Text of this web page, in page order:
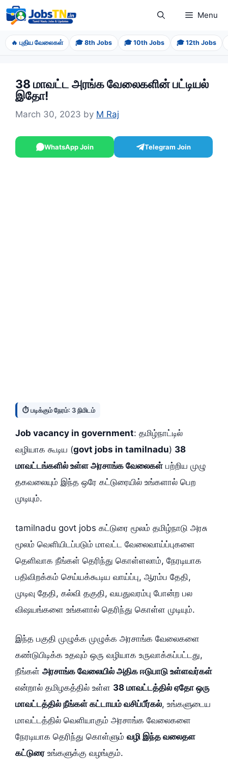
Skip
to
content
Menu
🔥 புதிய வேலைகள் 🎓 8th Jobs 🎓 10th Jobs 🎓 12th Jobs
38 மாவட்ட அரங்க வேலைகளின் பட்டியல்
இதோ!
March 30, 2023 by M Raj
WhatsApp Join Telegram Join
⏱️ படிக்கும் நேரம்: 3 நிமிடம்
Job vacancy in government: தமிழ்நாட்டில்
வழியாக கூடிய (govt jobs in tamilnadu) 38
மாவட்டங்களில் உள்ள அரசாங்க வேலைகள் பற்றிய முழு
தகவலையும் இந்த ஒரே கட்டுரையில் உங்களால் பெற
முடியும்.
tamilnadu govt jobs கட்டுரை மூலம் தமிழ்நாடு அரசு
மூலம் வெளியிடப்படும் மாவட்ட வேலைவாய்ப்புகளை
தெளிவாக நீங்கள் தெரிந்து கொள்ளலாம், நேரடியாக
பதிவிறக்கம் செய்யக்கூடிய வாய்ப்பு, ஆரம்ப தேதி,
முடிவு தேதி, கல்வி தகுதி, வயதுவரம்பு போன்ற பல
விஷயங்களை உங்களால் தெரிந்து கொள்ள முடியும்.
இந்த பகுதி முழுக்க முழுக்க அரசாங்க வேலைகளை
கண்டுபிடிக்க உதவும் ஒரு வழியாக உருவாக்கப்பட்டது,
நீங்கள் அரசாங்க வேலையில் அதிக ஈடுபாடு உள்ளவர்கள்
என்றால் தமிழகத்தில் உள்ள 38 மாவட்டத்தில் ஏதோ ஒரு
மாவட்டத்தில் நீங்கள் கட்டாயம் வசிப்பீர்கல், உங்களுடைய
மாவட்டத்தில் வெளியாகும் அரசாங்க வேலைகளை
நேரடியாக தெரிந்து கொள்ளும் வழி இந்த வலைதள
கட்டுரை உங்களுக்கு வழங்கும்.